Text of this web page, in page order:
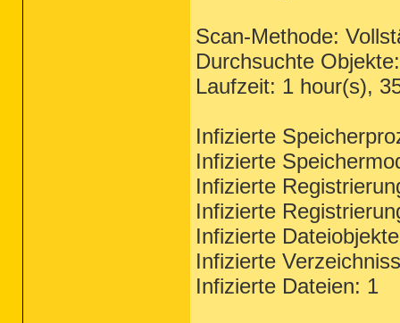
Scan-Methode:
Durchsuchte
Laufzeit: 1 hour(s),
Infizierte
Infizierte
Infizierte
Infizierte
Infizierte
Infizierte
Infizierte Dateien: 1